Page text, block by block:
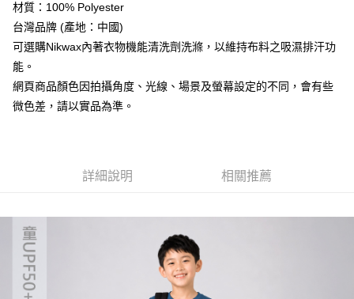
【關於「AFTEE先享後付」】
AFTEE先享後付是「在收到商品之後才付款」的支付方式。 讓您購物簡單
便利好安心！
１．簡單：不需註冊會員、不需綁卡、不需儲值。
２．便利：只要手機號碼，簡訊認證，即可結帳。
３．安心：先確認商品／服務後，再付款。
【「AFTEE先享後付」結帳流程】
ATM／網路銀行／等多元方式進行付款，方視為交易完成。
※ 交易是否成功請以「AFTEE先享後付 」之結帳頁面顯示為準，若有關於
是否繳費成功／繳費後需取消欲退款等相關疑問，請聯繫「AFTEE先享後付
客戶支援中心」
https://netprotections.freshdesk.com/support/home
【注意事項】
ATM付款
貨到付款
運送方式
全家取貨付款
每筆NT$60，滿NT$799(含以上)免運費
宅配
每筆NT$100，滿NT$799(含以上)免運費
付款後門市自取
免運費
材質：100% Polyester
台灣品牌 (產地：中國)
可選購Nikwax內著衣物機能清洗劑洗滌，以維持布料之吸濕排汗功
能。
網頁商品顏色因拍攝角度、光線、場景及螢幕設定的不同，會有些
微色差，請以實品為準。
詳細說明 相關推薦